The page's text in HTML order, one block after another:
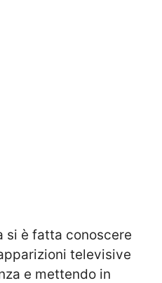
si è fatta conoscere
televisive
e mettendo in